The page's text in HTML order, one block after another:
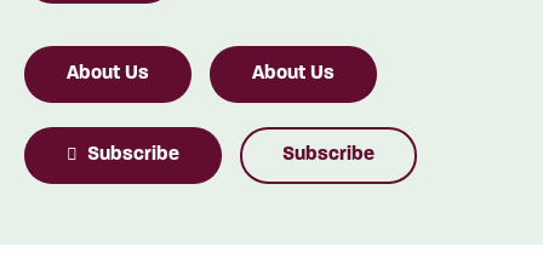
About Us About Us
Subscribe Subscribe